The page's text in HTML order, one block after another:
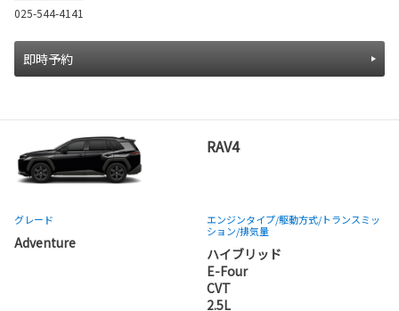
025-544-4141
即時予約
RAV4
グレード
Adventure
エンジンタイプ/駆動方式/トランスミッ
ション/排気量
ハイブリッド
E-Four
CVT
2.5L